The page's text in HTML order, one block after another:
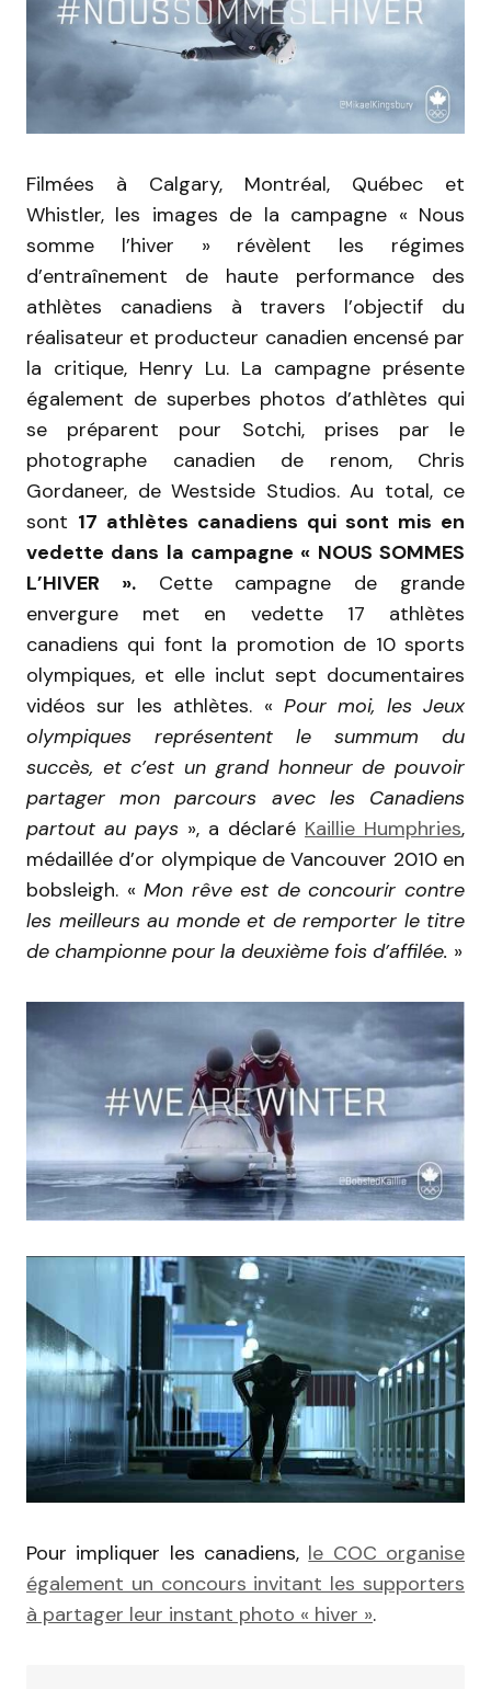
Filmées à Calgary, Montréal, Québec et
Whistler, les images de la campagne « Nous
somme l’hiver » révèlent les régimes
d’entraînement de haute performance des
athlètes canadiens à travers l’objectif du
réalisateur et producteur canadien encensé par
la critique, Henry Lu. La campagne présente
également de superbes photos d’athlètes qui
se préparent pour Sotchi, prises par le
photographe canadien de renom, Chris
Gordaneer, de Westside Studios. Au total, ce
sont 17 athlètes canadiens qui sont mis en
vedette dans la campagne « NOUS SOMMES
L’HIVER ».Cette campagne de grande
envergure met en vedette 17 athlètes
canadiens qui font la promotion de 10 sports
olympiques, et elle inclut sept documentaires
vidéos sur les athlètes. « Pour moi, les Jeux
olympiques représentent le summum du
succès, et c’est un grand honneur de pouvoir
partager mon parcours avec les Canadiens
partout au pays », a déclaré Kaillie Humphries,
médaillée d’or olympique de Vancouver 2010 en
bobsleigh. «Mon rêve est de concourir contre
les meilleurs au monde et de remporter le titre
de championne pour la deuxième fois d’affilée. »
Pour impliquer les canadiens, le COC organise
également un concours invitant les supporters
à partager leur instant photo « hiver ».